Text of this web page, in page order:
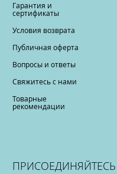
Гарантия и
сертификаты
Условия возврата
Публичная оферта
Вопросы и ответы
Свяжитесь с нами
Товарные
рекомендации
ПРИСОЕДИНЯЙТЕСЬ